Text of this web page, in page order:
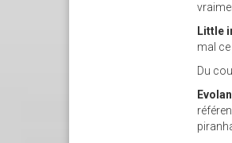
Little
mal
Du